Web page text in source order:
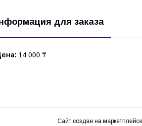
для заказа
14 000 ₸
Сайт создан на маркетплейсе